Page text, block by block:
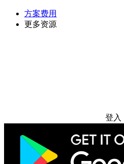
方案费用
更多资源
登入